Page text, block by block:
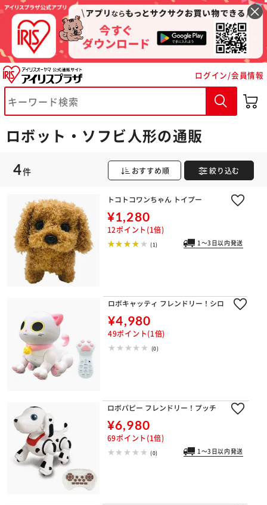
ログイン/会員情報
ロボット・ソフビ人形の通販
4件 おすすめ順 絞り込む
トコトコワンちゃん トイプー
¥1,280
12ポイント(1倍)
(1) 1～3日以内発送
ロボキャッティ フレンドリー！シロ
¥4,980
49ポイント(1倍)
(0)
ロボパピー フレンドリー！プッチ
¥6,980
69ポイント(1倍)
(0) 1～3日以内発送
※ご確認ください
カートに入れる